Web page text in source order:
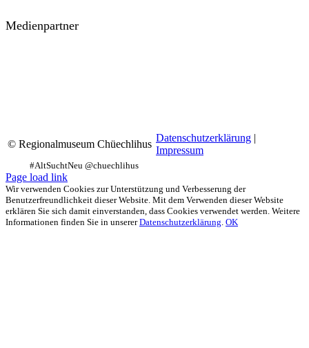
Medienpartner
© Regionalmuseum Chüechlihus
Datenschutzerklärung |
Impressum
Facebook
Instagram
YouTube
Page load link
Wir verwenden Cookies zur Unterstützung und Verbesserung der
Benutzerfreundlichkeit dieser Website. Mit dem Verwenden dieser Website
erklären Sie sich damit einverstanden, dass Cookies verwendet werden. Weitere
Informationen finden Sie in unsererDatenschutzerklärung OK